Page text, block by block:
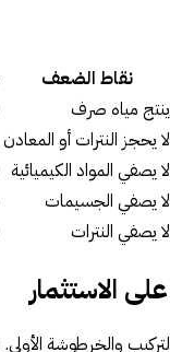
نقاط الضعف
ينتج مياه صرف
لا يحجز النترات أو المعادن
لا يصفي المواد الكيميائية
لا يصفي الجسيمات
لا يصفي النترات